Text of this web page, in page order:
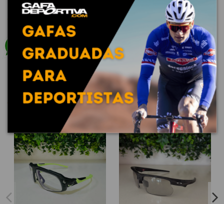
Detalles del producto
No reviews
16 otros productos en la misma categoría: